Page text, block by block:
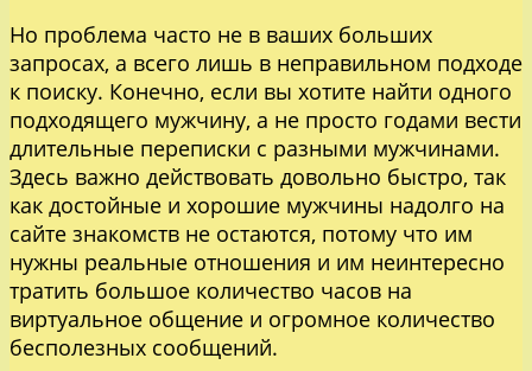
Но проблема часто не в ваших больших
запросах, а всего лишь в неправильном подходе
к поиску. Конечно, если вы хотите найти одного
подходящего мужчину, а не просто годами вести
длительные переписки с разными мужчинами.
Здесь важно действовать довольно быстро, так
как достойные и хорошие мужчины надолго на
сайте знакомств не остаются, потому что им
нужны реальные отношения и им неинтересно
тратить большое количество часов на
виртуальное общение и огромное количество
бесполезных сообщений.